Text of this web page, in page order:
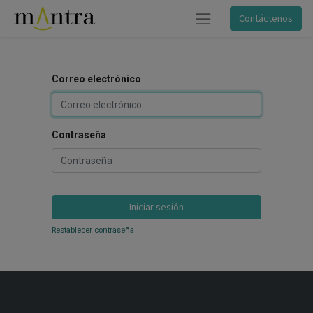
Contáctenos
Correo electrónico
Contraseña
Iniciar sesión
Restablecer contraseña